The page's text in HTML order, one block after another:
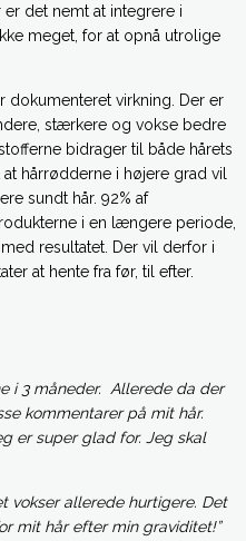
er det nemt at integrere i
meget, for at opnå utrolige
dokumenteret virkning. Der er
stærkere og vokse bedre
bidrager til både hårets
hårrødderne i højere grad vil
sundt hår. 92% af
i en længere periode,
resultatet. Der vil derfor i
at hente fra før, til efter.
i 3 måneder. Allerede da der
kommentarer på mit hår.
er super glad for. Jeg skal
vokser allerede hurtigere. Det
mit hår efter min graviditet!”